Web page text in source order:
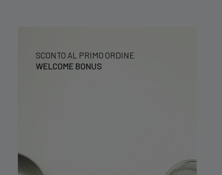
SCONTO AL PRIMO ORDINE
WELCOME BONUS